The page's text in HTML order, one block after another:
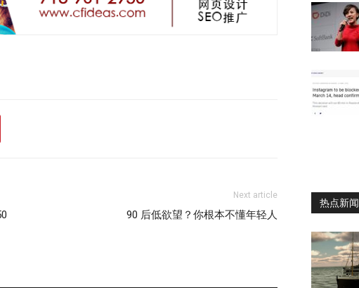
Next article
90 后低欲望？你根本不懂年轻人
热点新闻